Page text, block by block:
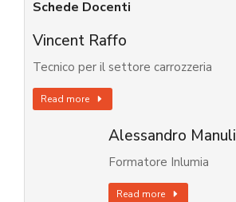
Schede Docenti
Vincent Raffo
Tecnico per il settore carrozzeria
Read more
Alessandro Manuli
Formatore Inlumia
Read more